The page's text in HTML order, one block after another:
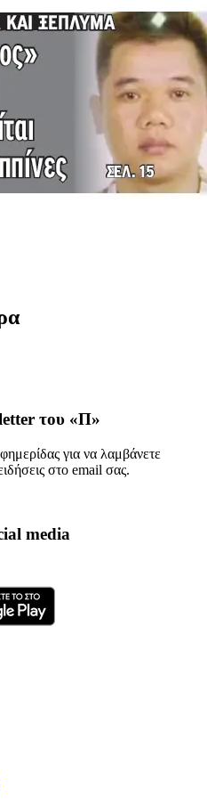
του «Π»
για να λαμβάνετε
στο email σας.
media